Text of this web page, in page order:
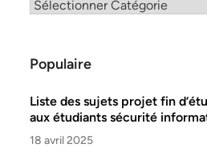
Populaire
Liste des sujets projet fin
aux étudiants sécurité
18 avril 2025